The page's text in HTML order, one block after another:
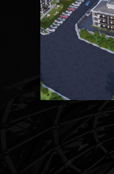
MK Sare Evleri